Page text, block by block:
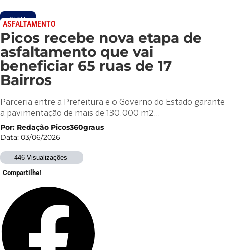
GERAL
ASFALTAMENTO
Picos recebe nova etapa de
asfaltamento que vai
beneficiar 65 ruas de 17
Bairros
Parceria entre a Prefeitura e o Governo do Estado garante
a pavimentação de mais de 130.000 m2…
Por: Redação Picos360graus
Data: 03/06/2026
446 Visualizações
Compartilhe!